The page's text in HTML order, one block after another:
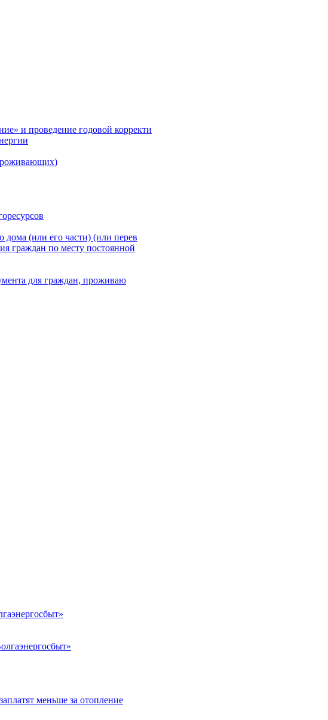
и проведение годовой корректи
дома (или его части) (или перев
граждан по месту постоянной
для граждан, проживаю
меньше за отопление